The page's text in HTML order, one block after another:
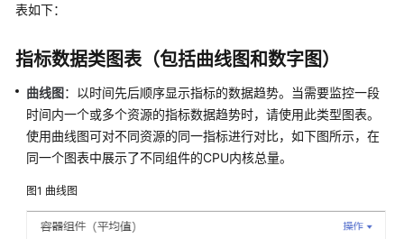
快
入
门
用
户
指
南
最
佳
表如下：
指标数据类图表（包括曲线图和数字图）
曲线图：以时间先后顺序显示指标的数据趋势。当需要监控一段
时间内一个或多个资源的指标数据趋势时，请使用此类型图表。
使用曲线图可对不同资源的同一指标进行对比，如下图所示，在
同一个图表中展示了不同组件的CPU内核总量。
图1 曲线图